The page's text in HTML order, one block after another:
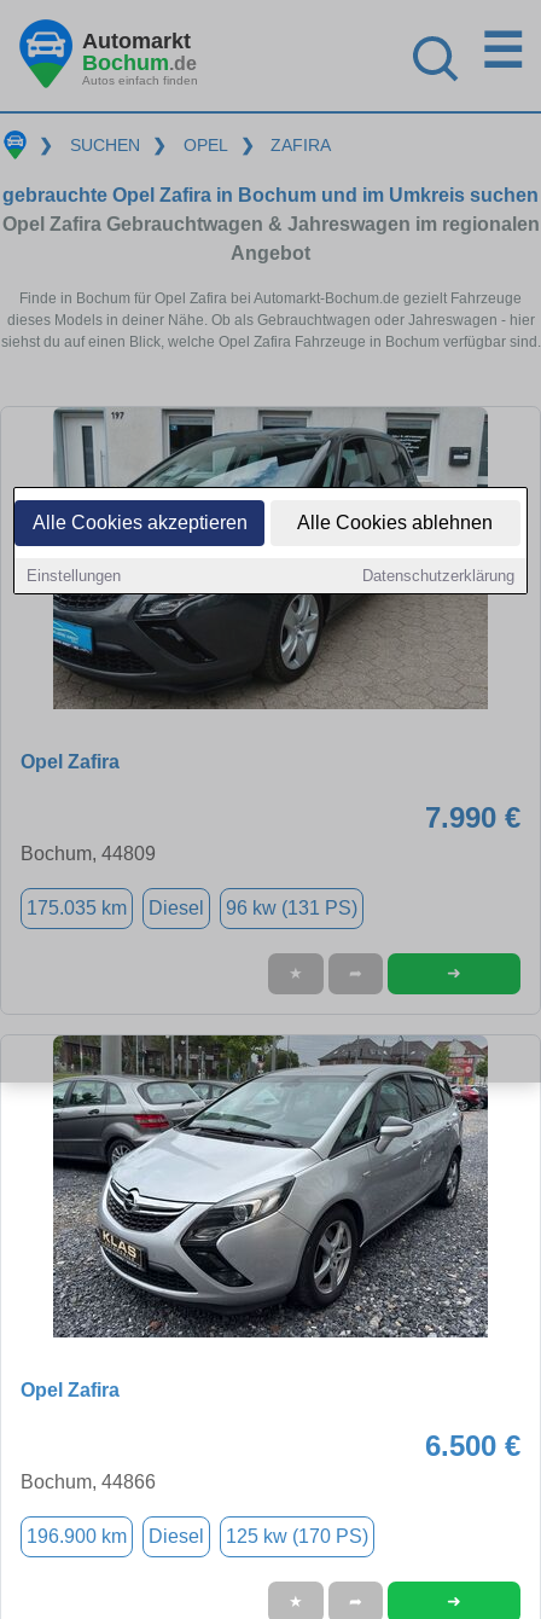
Alle Cookies akzeptieren Alle Cookies ablehnen
Einstellungen Datenschutzerklärung
Automarkt
Bochum.de
Autos einfach finden
☰
❯ SUCHEN ❯ OPEL ❯ ZAFIRA
gebrauchte Opel Zafira in Bochum und im Umkreis suchen
Opel Zafira Gebrauchtwagen & Jahreswagen im regionalen
Angebot
Finde in Bochum für Opel Zafira bei Automarkt-Bochum.de gezielt Fahrzeuge
dieses Models in deiner Nähe. Ob als Gebrauchtwagen oder Jahreswagen - hier
siehst du auf einen Blick, welche Opel Zafira Fahrzeuge in Bochum verfügbar sind.
Opel Zafira
7.990 €
Bochum, 44809
175.035 km Diesel 96 kw (131 PS)
★ ➦ ➜
Opel Zafira
6.500 €
Bochum, 44866
196.900 km Diesel 125 kw (170 PS)
★ ➦ ➜